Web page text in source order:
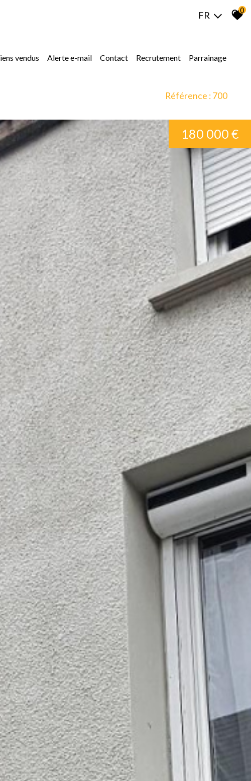
FR 0
biens vendus alerte e-mail contact recrutement parrainage
Référence : 700
180 000 €